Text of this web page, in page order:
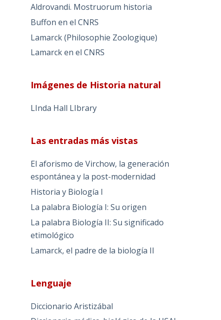
Aldrovandi. Mostruorum historia
Buffon en el CNRS
Lamarck (Philosophie Zoologique)
Lamarck en el CNRS
Imágenes de Historia natural
LInda Hall LIbrary
Las entradas más vistas
El aforismo de Virchow, la generación
espontánea y la post-modernidad
Historia y Biología I
La palabra Biología I: Su origen
La palabra Biología II: Su significado
etimológico
Lamarck, el padre de la biología II
Lenguaje
Diccionario Aristizábal